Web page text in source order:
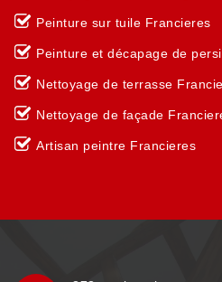
Peinture sur tuile Francieres
Peinture et décapage de
Nettoyage de terrasse
Nettoyage de façade
Artisan peintre Francieres